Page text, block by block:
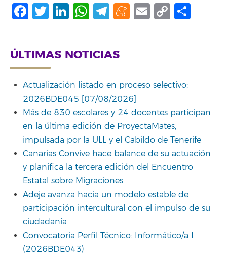
Facebook
Twitter
LinkedIn
WhatsApp
Telegram
Meneame
Email
Copy
ÚLTIMAS NOTICIAS
Actualización listado en proceso selectivo:
2026BDE045 [07/08/2026]
Más de 830 escolares y 24 docentes participan
en la última edición de ProyectaMates,
impulsada por la ULL y el Cabildo de Tenerife
Canarias Convive hace balance de su actuación
y planifica la tercera edición del Encuentro
Estatal sobre Migraciones
Adeje avanza hacia un modelo estable de
participación intercultural con el impulso de su
ciudadanía
Convocatoria Perfil Técnico: Informático/a I
(2026BDE043)